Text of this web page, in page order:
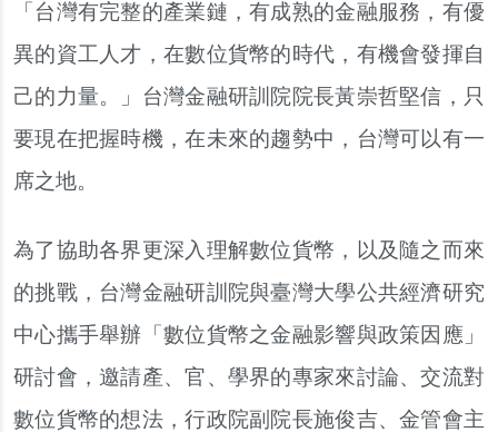
「台灣有完整的產業鏈，有成熟的金融服務，有優
異的資工人才，在數位貨幣的時代，有機會發揮自
己的力量。」台灣金融研訓院院長黃崇哲堅信，只
要現在把握時機，在未來的趨勢中，台灣可以有一
席之地。
為了協助各界更深入理解數位貨幣，以及隨之而來
的挑戰，台灣金融研訓院與臺灣大學公共經濟研究
中心攜手舉辦「數位貨幣之金融影響與政策因應」
研討會，邀請產、官、學界的專家來討論、交流對
數位貨幣的想法，行政院副院長施俊吉、金管會主